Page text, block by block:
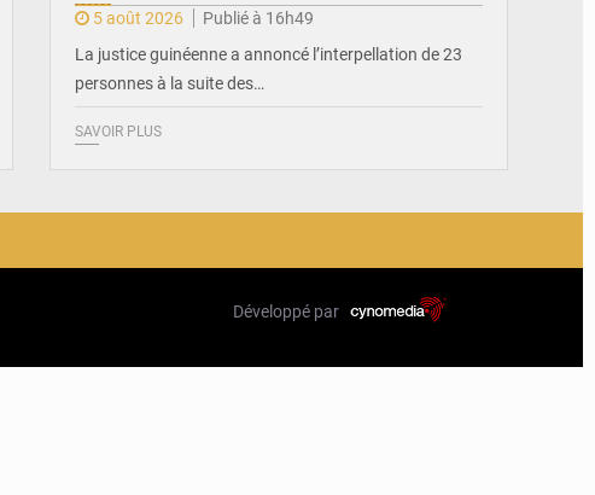
5 août 2026
Publié à 16h49
La justice guinéenne a annoncé l’interpellation de 23
personnes à la suite des…
SAVOIR PLUS
Développé par